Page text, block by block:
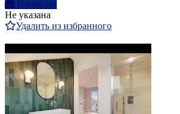
Написать
Не указана
Удалить из избранного